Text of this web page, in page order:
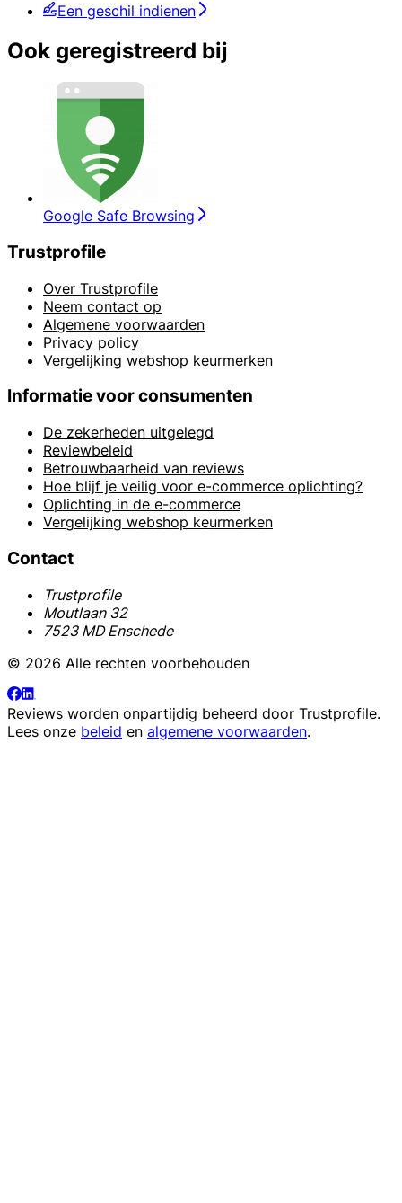
Een geschil indienen
Ook geregistreerd bij
Google Safe Browsing
Trustprofile
Over Trustprofile
Neem contact op
Algemene voorwaarden
Privacy policy
Vergelijking webshop keurmerken
Informatie voor consumenten
De zekerheden uitgelegd
Reviewbeleid
Betrouwbaarheid van reviews
Hoe blijf je veilig voor e-commerce oplichting?
Oplichting in de e-commerce
Vergelijking webshop keurmerken
Contact
Trustprofile
Moutlaan 32
7523 MD Enschede
© 2026 Alle rechten voorbehouden
Reviews worden onpartijdig beheerd door Trustprofile.
Lees onze beleid en algemene voorwaarden.